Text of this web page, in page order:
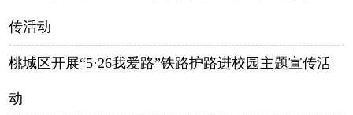
传活动
桃城区开展“5·26我爱路”铁路护路进校园主题宣传活
动